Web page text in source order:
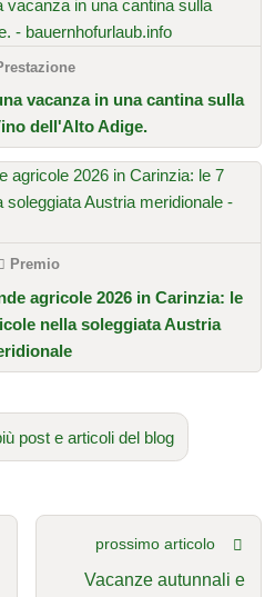
vacanza in una cantina sulla
dell'Alto Adige.
Premio
agricole 2026 in Carinzia: le
nella soleggiata Austria
post e articoli del blog
prossimo articolo
Vacanze autunnali e